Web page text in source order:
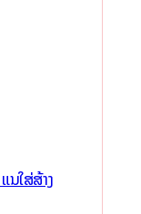
ນໃສ່ສ້າງ